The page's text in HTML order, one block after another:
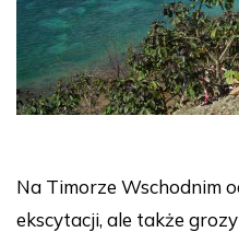
Na Timorze Wschodnim
ekscytacji, ale także